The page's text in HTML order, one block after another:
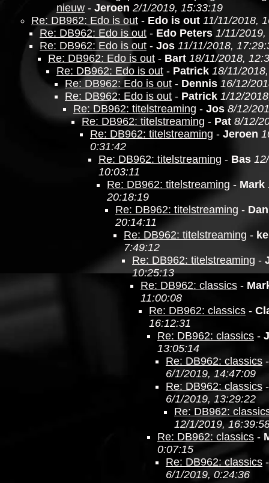
nieuw - Jeroen 2/1/2019, 15:33:19
Re: DB962: Edo is out - Edo is out 11/11/2018,
Re: DB962: Edo is out - Edo Peters 1/11/
Re: DB962: Edo is out - Jos 11/11/2018,
Re: DB962: Edo is out - Bart 18/11/2018,
Re: DB962: Edo is out - Patrick 18/11/
Re: DB962: Edo is out - Dennis 16/12/
Re: DB962: Edo is out - Patrick 1/12/
Re: DB962: titelstreaming - Jos 8/12/
Re: DB962: titelstreaming - Pat 8/12/
Re: DB962: titelstreaming - Jeroen
0:31:42
Re: DB962: titelstreaming - Bas
10:03:11
Re: DB962: titelstreaming - Mark
20:18:19
Re: DB962: titelstreaming -
20:14:11
Re: DB962: titelstreaming -
7:49:12
Re: DB962: titelstreaming -
10:25:13
Re: DB962: classics -
11:00:08
Re: DB962: classics -
16:12:31
Re: DB962: classics -
13:05:14
Re: DB962: classics
6/1/2019, 14:47:09
Re: DB962: classics
6/1/2019, 13:29:22
Re: DB962:
12/1/2019,
Re: DB962: classics -
0:07:15
Re: DB962: classics
6/1/2019, 0:24:36